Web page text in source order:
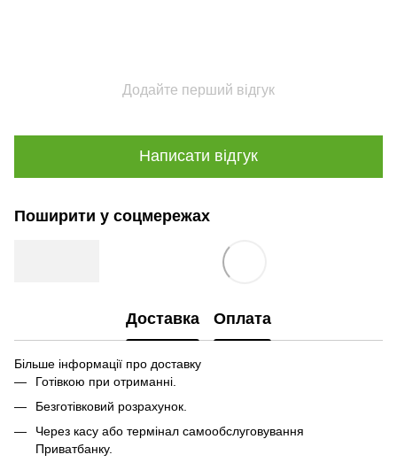
Додайте перший відгук
Написати відгук
Поширити у соцмережах
Доставка Оплата
Більше інформації про доставку
Готівкою при отриманні.
Безготівковий розрахунок.
Через касу або термінал самообслуговування
Приватбанку.